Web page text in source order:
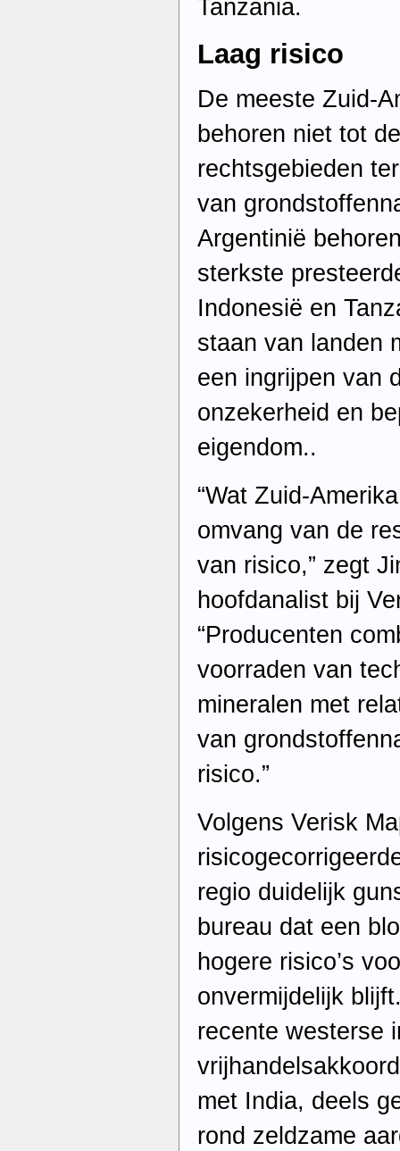
Tanzania.
Laag risico
De meeste Zuid-
behoren niet tot
rechtsgebieden
van
Argentinië
sterkste
Indonesië en
staan van landen
een ingrijpen van
onzekerheid en
eigendom..
“Wat Zuid-
omvang van de
van risico,” zegt
hoofdanalist bij
“Producenten
voorraden van
mineralen met
van
risico.”
Volgens Verisk
regio duidelijk
bureau dat een
hogere risico’s
onvermijdelijk
recente westerse
met India, deels
rond zeldzame